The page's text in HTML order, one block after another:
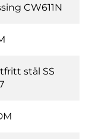
CW611N
stål SS